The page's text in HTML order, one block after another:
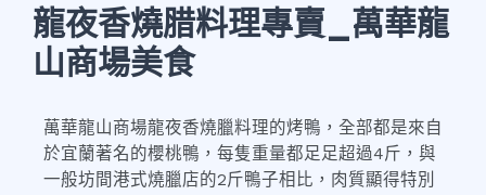
龍夜香燒腊料理專賣_萬華龍
山商場美食
萬華龍山商場龍夜香燒臘料理的烤鴨，全部都是來自
於宜蘭著名的櫻桃鴨，每隻重量都足足超過4斤，與
一般坊間港式燒臘店的2斤鴨子相比，肉質顯得特別